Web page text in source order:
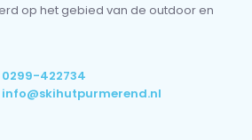
op het gebied van de outdoor en
0299-422734
info@skihutpurmerend.nl